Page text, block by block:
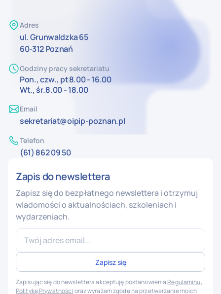
Adres
ul. Grunwaldzka 65
60-312 Poznań
Godziny pracy sekretariatu
Pon., czw., pt8.00 - 16.00
Wt., śr.8.00 - 18.00
Email
sekretariat@oipip-poznan.pl
Telefon
(61) 862 09 50
Zapis do newslettera
Zapisz się do bezpłatnego newslettera i otrzymuj
wiadomości o aktualnościach, szkoleniach i
wydarzeniach.
Zapisując się do newslettera akceptuję postanowienia Regulaminu,
Politykę Prywatności oraz wyrażam zgodę na przetwarzanie moich